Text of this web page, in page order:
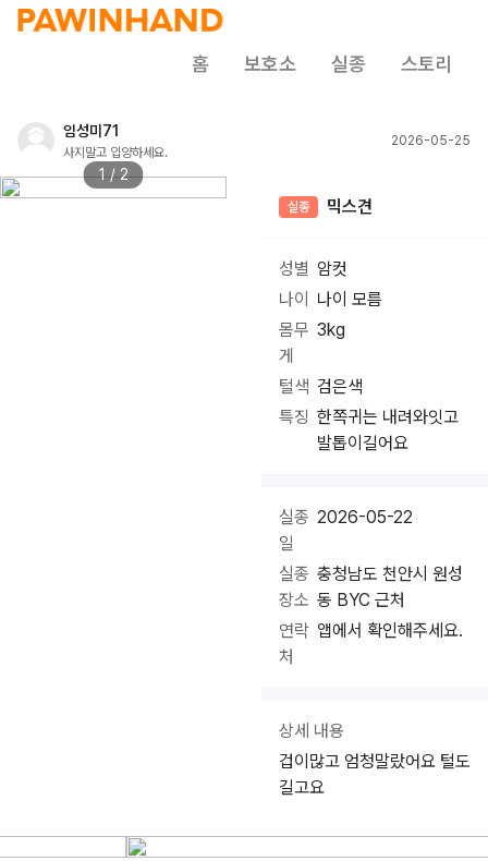
홈 보호소 실종 스토리
임성미71
사지말고 입양하세요.
2026-05-25
1 / 2
실종 믹스견
성별 암컷
나이
나이 모름
몸무
게
3kg
털색 검은색
특징 한쪽귀는 내려와잇고
발톱이길어요
실종
일
2026-05-22
실종
장소
충청남도 천안시 원성
동 BYC 근처
연락
처
앱에서 확인해주세요.
상세 내용
겁이많고 엄청말랐어요 털도
길고요